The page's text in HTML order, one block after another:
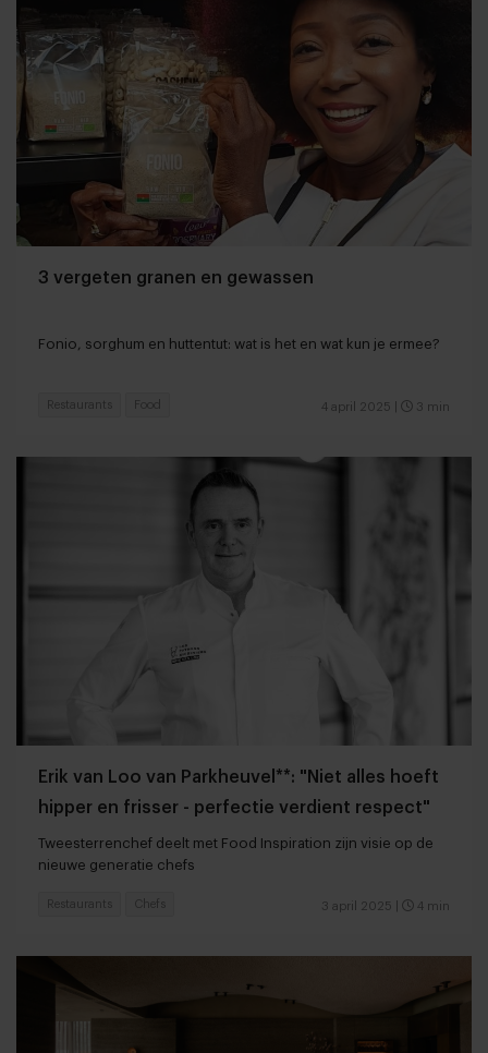
3 vergeten granen en gewassen
Fonio, sorghum en huttentut: wat is het en wat kun je ermee?
4 april 2025 3 min
Restaurants Food
Erik van Loo van Parkheuvel**: "Niet alles hoeft
hipper en frisser - perfectie verdient respect"
Tweesterrenchef deelt met Food Inspiration zijn visie op de
nieuwe generatie chefs
3 april 2025 4 min
Restaurants Chefs